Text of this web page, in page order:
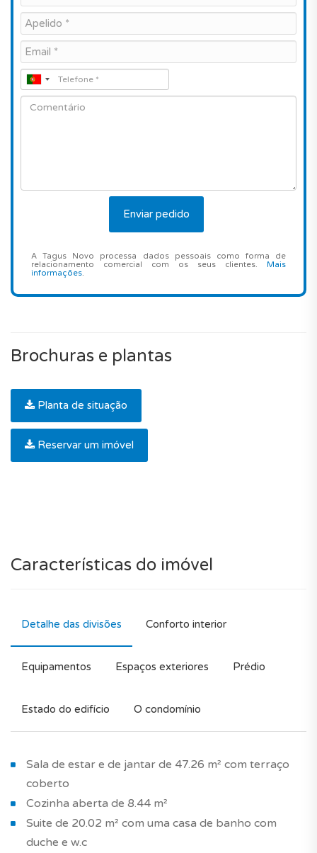
A Tagus Novo processa dados pessoais como forma de
relacionamento comercial com os seus clientes. Mais
informações.
Brochuras e plantas
Planta de situação
Reservar um imóvel
Características do imóvel
Detalhe das divisões Conforto interior
Equipamentos Espaços exteriores Prédio
Estado do edifício O condomínio
Sala de estar e de jantar de 47.26 m² com terraço
coberto
Cozinha aberta de 8.44 m²
Suite de 20.02 m² com uma casa de banho com
duche e w.c